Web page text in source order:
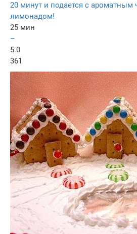
20 минут и подается с ароматным
лимонадом!
25 мин
–
5.0
361